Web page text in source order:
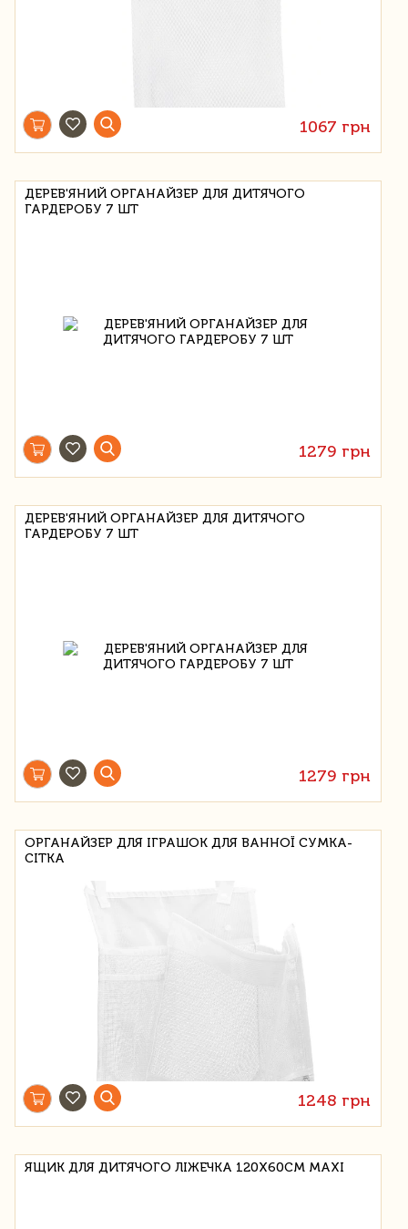
1067 грн
ДЕРЕВ'ЯНИЙ ОРГАНАЙЗЕР ДЛЯ ДИТЯЧОГО
ГАРДЕРОБУ 7 ШТ
1279 грн
ДЕРЕВ'ЯНИЙ ОРГАНАЙЗЕР ДЛЯ ДИТЯЧОГО
ГАРДЕРОБУ 7 ШТ
1279 грн
ОРГАНАЙЗЕР ДЛЯ ІГРАШОК ДЛЯ ВАННОЇ СУМКА-
СІТКА
1248 грн
ЯЩИК ДЛЯ ДИТЯЧОГО ЛІЖЕЧКА 120Х60СМ MAXI